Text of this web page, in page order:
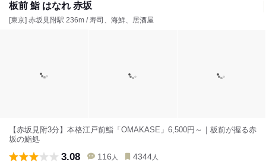
板前 鮨 はなれ 赤坂
[東京] 赤坂見附駅 236m / 寿司、海鮮、居酒屋
【赤坂見附3分】本格江戸前鮨「OMAKASE」6,500円～｜板前が握る赤
坂の鮨処
3.08 116 人 4344 人